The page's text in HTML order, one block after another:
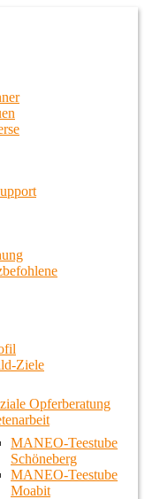
Ziele
Opferberatung
MANEO-Teestube
Schöneberg
MANEO-Teestube
Moabit